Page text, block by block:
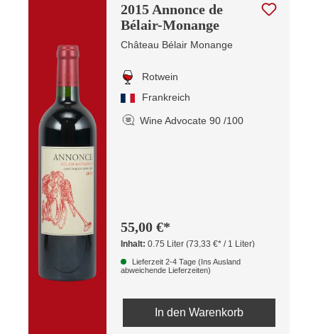
2015 Annonce de
Bélair-Monange
Château Bélair Monange
Rotwein
Frankreich
Wine Advocate 90 /100
55,00 €*
Inhalt:0.75 Liter(73,33 €* / 1 Liter)
Lieferzeit 2-4 Tage (Ins Ausland
abweichende Lieferzeiten)
In den Warenkorb